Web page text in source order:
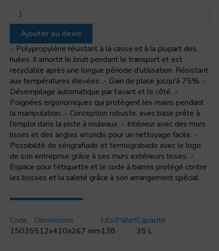
empilable/emboîtable
solide
Ajouter au devis
.- Polypropylène résistant à la casse et à la plupart des
huiles. Il amortit le bruit pendant le transport et est
recyclable après une longue période d'utilisation. Résistant
aux températures élevées. .- Gain de place jusqu'à 75%. .-
Désempilage automatique par l'avant et le côté. .-
Poignées ergonomiques qui protègent les mains pendant
la manipulation. .- Conception robuste, avec base prête à
l'emploi dans la piste à rouleaux. .- Intérieur avec des murs
lisses et des angles arrondis pour un nettoyage facile. .-
Possibilité de sérigrafiado et termograbado avec le logo
de son entreprise grâce à ses murs extérieurs lisses. .-
Espace pour l'étiquette et le code à barres protégé contre
les bosses et la saleté grâce à son arrangement spécial.
Code
15035
Dimensions
512x410x267 mm
Uts/pallet
138
Capacité
35 L